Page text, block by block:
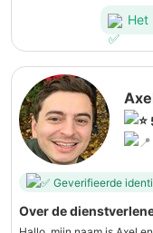
Het
Geverifieerde
Over de